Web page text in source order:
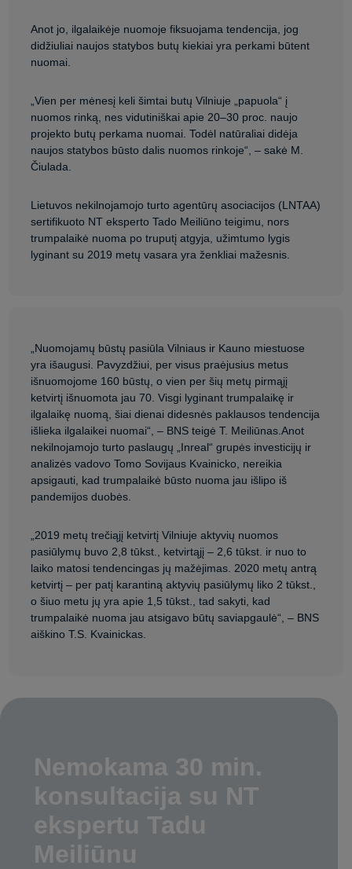
Anot jo, ilgalaikėje nuomoje fiksuojama tendencija, jog
didžiuliai naujos statybos butų kiekiai yra perkami būtent
nuomai.
„Vien per mėnesį keli šimtai butų Vilniuje „papuola“ į
nuomos rinką, nes vidutiniškai apie 20–30 proc. naujo
projekto butų perkama nuomai. Todėl natūraliai didėja
naujos statybos būsto dalis nuomos rinkoje“, – sakė M.
Čiulada.
Lietuvos nekilnojamojo turto agentūrų asociacijos (LNTAA)
sertifikuoto NT eksperto Tado Meiliūno teigimu, nors
trumpalaikė nuoma po truputį atgyja, užimtumo lygis
lyginant su 2019 metų vasara yra ženkliai mažesnis.
„Nuomojamų būstų pasiūla Vilniaus ir Kauno miestuose
yra išaugusi. Pavyzdžiui, per visus praėjusius metus
išnuomojome 160 būstų, o vien per šių metų pirmąjį
ketvirtį išnuomota jau 70. Visgi lyginant trumpalaikę ir
ilgalaikę nuomą, šiai dienai didesnės paklausos tendencija
išlieka ilgalaikei nuomai“, – BNS teigė T. Meiliūnas.Anot
nekilnojamojo turto paslaugų „Inreal“ grupės investicijų ir
analizės vadovo Tomo Sovijaus Kvainicko, nereikia
apsigauti, kad trumpalaikė būsto nuoma jau išlipo iš
pandemijos duobės.
„2019 metų trečiąjį ketvirtį Vilniuje aktyvių nuomos
pasiūlymų buvo 2,8 tūkst., ketvirtąjį – 2,6 tūkst. ir nuo to
laiko matosi tendencingas jų mažėjimas. 2020 metų antrą
ketvirtį – per patį karantiną aktyvių pasiūlymų liko 2 tūkst.,
o šiuo metu jų yra apie 1,5 tūkst., tad sakyti, kad
trumpalaikė nuoma jau atsigavo būtų saviapgaulė“, – BNS
aiškino T.S. Kvainickas.
Nemokama 30 min.
konsultacija su NT
ekspertu Tadu
Meiliūnu